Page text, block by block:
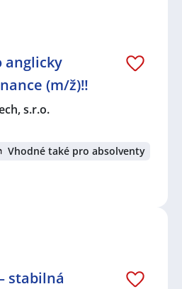
anglicky
(m/ž)‼️
s.r.o.
Vhodné také pro absolventy
stabilná